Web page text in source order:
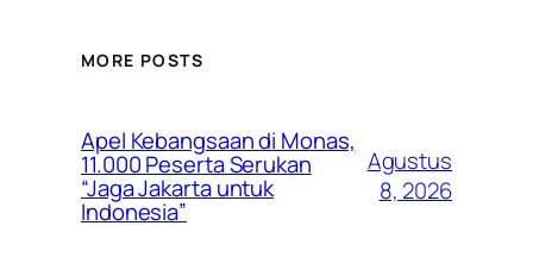
MORE POSTS
Apel Kebangsaan di Monas,
11.000 Peserta Serukan
“Jaga Jakarta untuk
Indonesia”
Agustus
8, 2026